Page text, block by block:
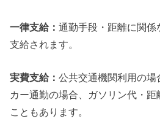
一律支給：通勤手段・距離に関
支給されます。
実費支給：公共交通機関利用の場
カー通勤の場合、ガソリン代・
こともあります。